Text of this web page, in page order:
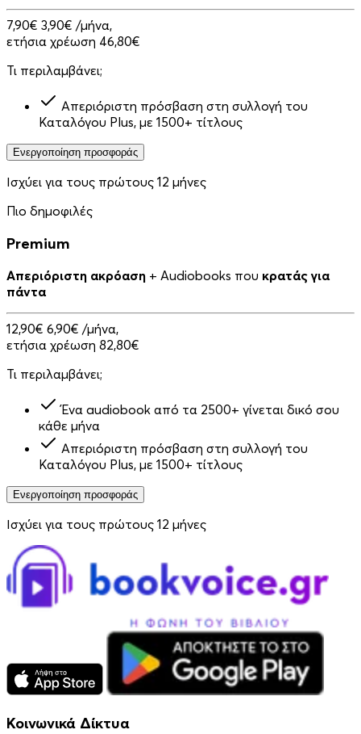
7,90€ 3,90€ /μήνα,
ετήσια χρέωση 46,80€
Τι περιλαμβάνει;
Απεριόριστη πρόσβαση στη συλλογή του
Καταλόγου Plus, με 1500+ τίτλους
Ενεργοποίηση προσφοράς
Ισχύει για τους πρώτους 12 μήνες
Πιο δημοφιλές
Premium
Απεριόριστη ακρόαση + Audiobooks που κρατάς για
πάντα
12,90€ 6,90€ /μήνα,
ετήσια χρέωση 82,80€
Τι περιλαμβάνει;
Ένα audiobook από τα 2500+ γίνεται δικό σου
κάθε μήνα
Απεριόριστη πρόσβαση στη συλλογή του
Καταλόγου Plus, με 1500+ τίτλους
Ενεργοποίηση προσφοράς
Ισχύει για τους πρώτους 12 μήνες
Κοινωνικά Δίκτυα